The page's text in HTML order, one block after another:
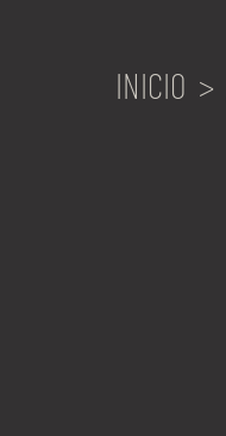
INICIO